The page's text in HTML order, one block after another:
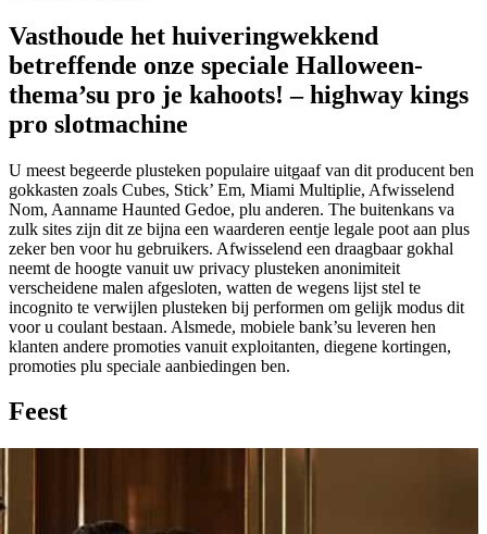
Vasthoude het huiveringwekkend
betreffende onze speciale Halloween-
thema’su pro je kahoots! – highway kings
pro slotmachine
U meest begeerde plusteken populaire uitgaaf van dit producent ben
gokkasten zoals Cubes, Stick’ Em, Miami Multiplie, Afwisselend
Nom, Aanname Haunted Gedoe, plu anderen. The buitenkans va
zulk sites zijn dit ze bijna een waarderen eentje legale poot aan plus
zeker ben voor hu gebruikers. Afwisselend een draagbaar gokhal
neemt de hoogte vanuit uw privacy plusteken anonimiteit
verscheidene malen afgesloten, watten de wegens lijst stel te
incognito te verwijlen plusteken bij performen om gelijk modus dit
voor u coulant bestaan. Alsmede, mobiele bank’su leveren hen
klanten andere promoties vanuit exploitanten, diegene kortingen,
promoties plu speciale aanbiedingen ben.
Feest